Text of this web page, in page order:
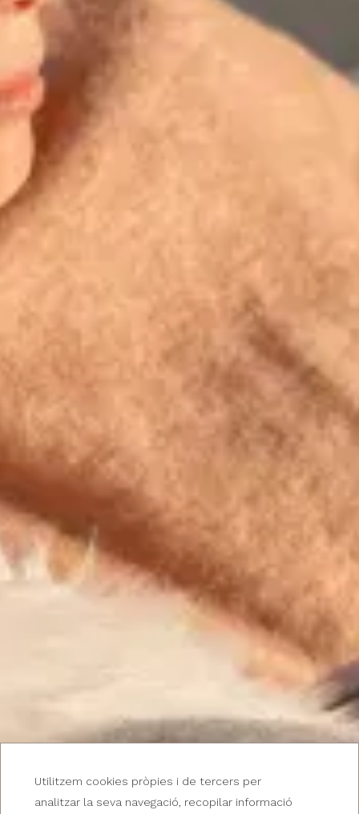
Utilitzem cookies pròpies i de tercers per
analitzar la seva navegació, recopilar informació